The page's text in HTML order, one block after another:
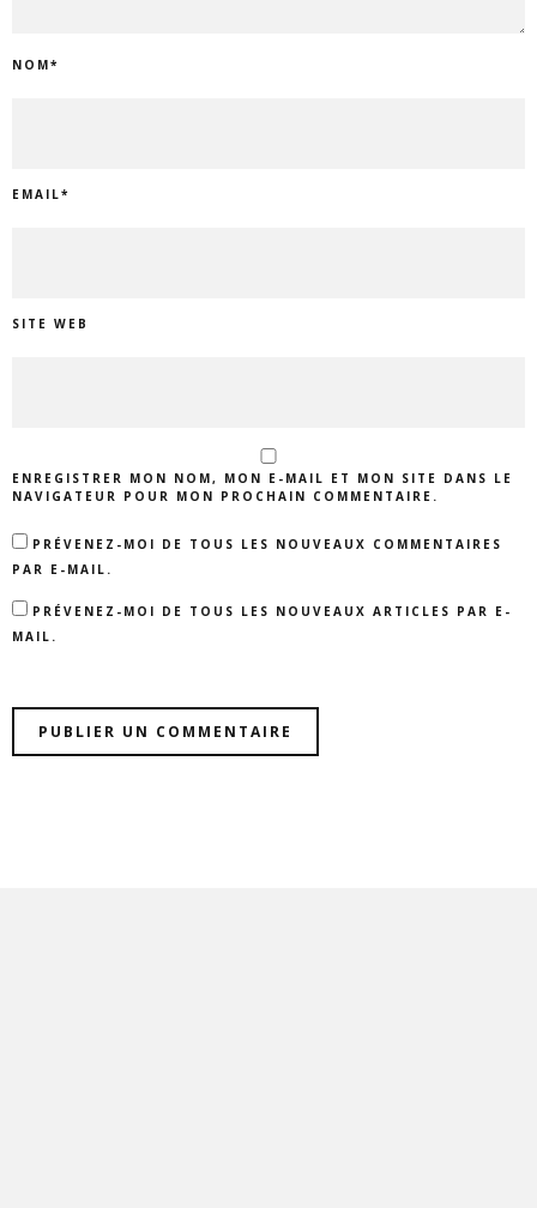
NOM*
EMAIL*
SITE WEB
ENREGISTRER MON NOM, MON E-MAIL ET MON SITE DANS LE
NAVIGATEUR POUR MON PROCHAIN COMMENTAIRE.
PRÉVENEZ-MOI DE TOUS LES NOUVEAUX COMMENTAIRES
PAR E-MAIL.
PRÉVENEZ-MOI DE TOUS LES NOUVEAUX ARTICLES PAR E-
MAIL.